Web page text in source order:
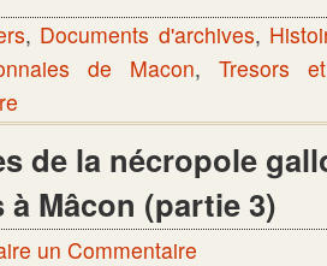
, Documents d'archives,
de Macon, Tresors
de la nécropole
Mâcon (partie 3)
un Commentaire